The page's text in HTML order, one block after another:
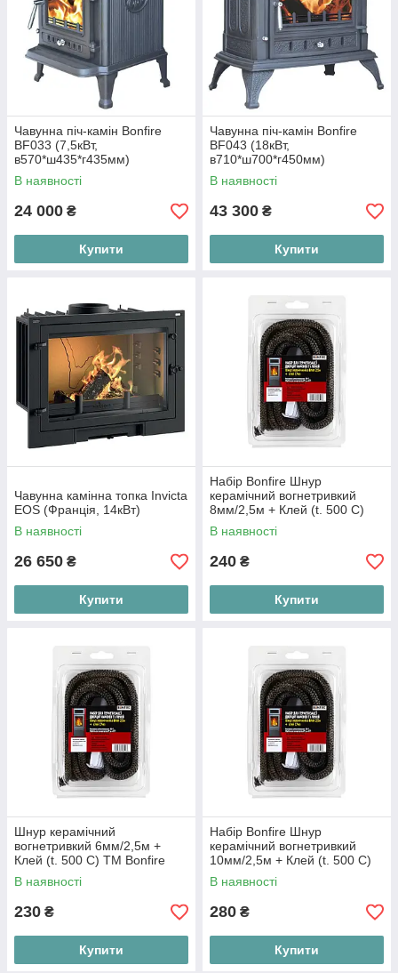
Чавунна піч-камін Bonfire
BF033 (7,5кВт,
в570*ш435*г435мм)
В наявності
24 000 ₴
Купити
Чавунна піч-камін Bonfire
BF043 (18кВт,
в710*ш700*г450мм)
В наявності
43 300 ₴
Купити
Чавунна камінна топка Invicta
EOS (Франція, 14кВт)
В наявності
26 650 ₴
Купити
Набір Bonfire Шнур
керамічний вогнетривкий
8мм/2,5м + Клей (t. 500 C)
В наявності
240 ₴
Купити
Шнур керамічний
вогнетривкий 6мм/2,5м +
Клей (t. 500 C) ТМ Bonfire
В наявності
230 ₴
Купити
Набір Bonfire Шнур
керамічний вогнетривкий
10мм/2,5м + Клей (t. 500 C)
В наявності
280 ₴
Купити